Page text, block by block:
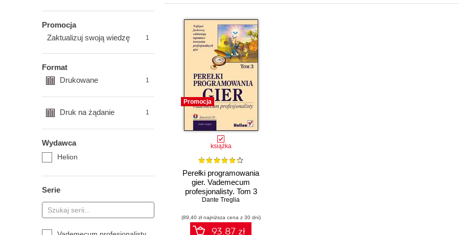
Promocja
Zaktualizuj swoją wiedzę
1
Format
Drukowane
1
Druk na żądanie 1
Wydawca
Helion
Serie
Promocja
książka
Perełki programowania
gier. Vademecum
profesjonalisty. Tom 3
Dante Treglia
(89,40 zł najniższa cena z 30 dni)
93.87 zł